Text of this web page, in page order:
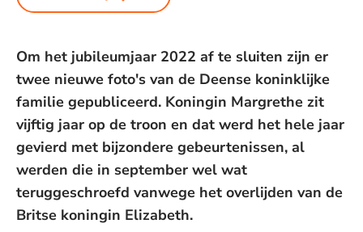
Om het jubileumjaar 2022 af te sluiten zijn er
twee nieuwe foto's van de Deense koninklijke
familie gepubliceerd. Koningin Margrethe zit
vijftig jaar op de troon en dat werd het hele jaar
gevierd met bijzondere gebeurtenissen, al
werden die in september wel wat
teruggeschroefd vanwege het overlijden van de
Britse koningin Elizabeth.